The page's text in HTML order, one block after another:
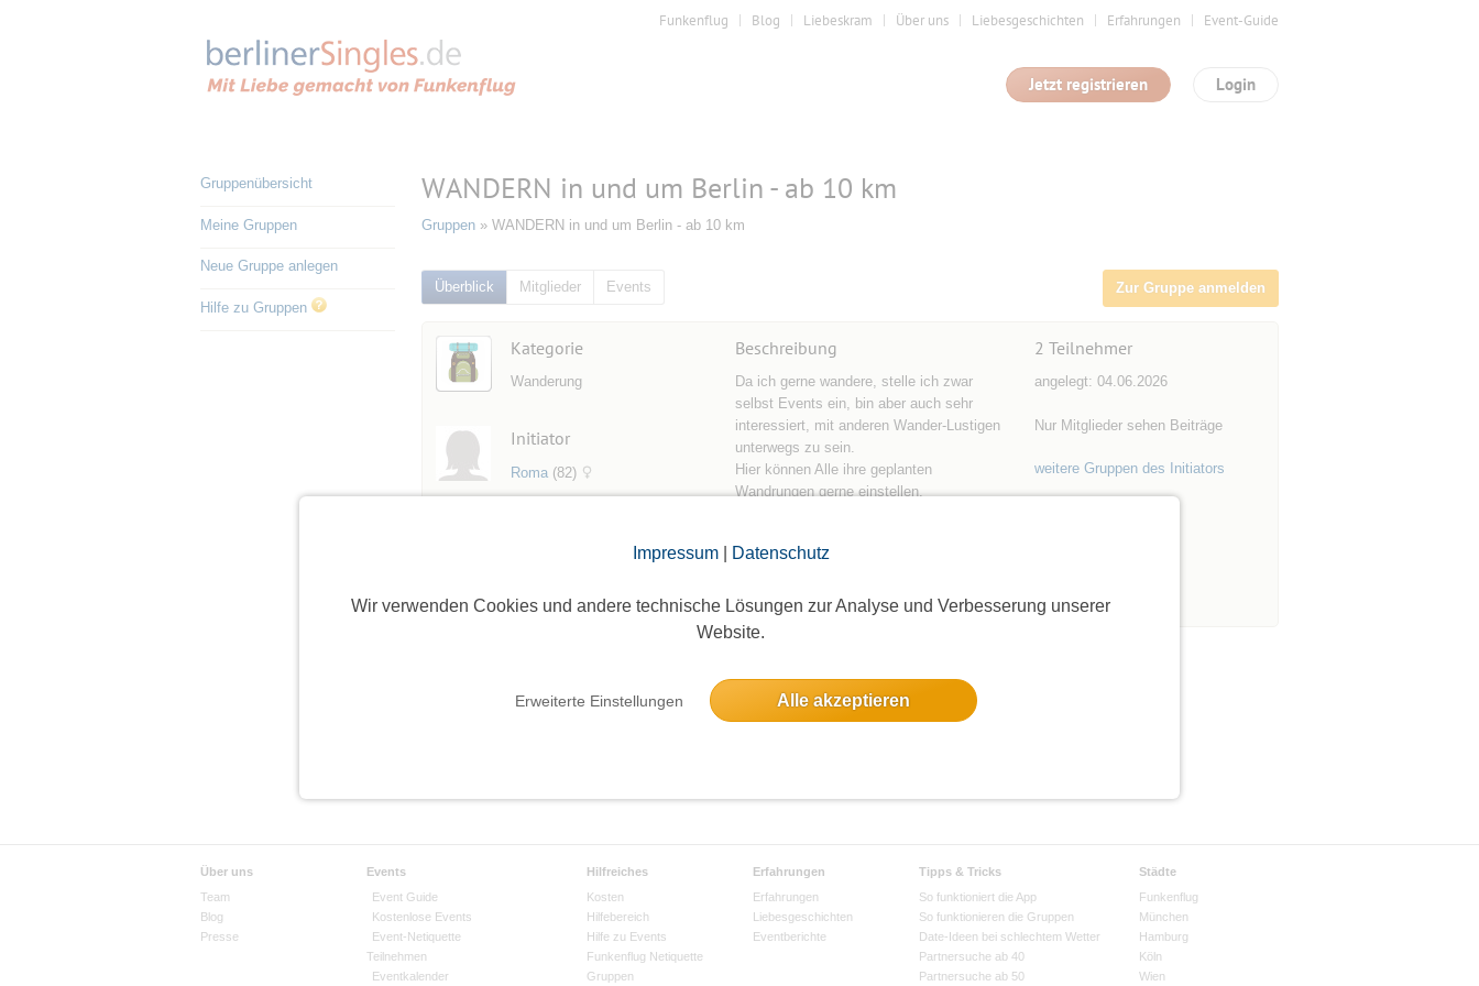
Impressum| Datenschutz
Wir verwenden Cookies und andere technische Lösungen zur Analyse und Verbesserung unserer
Website.
Erweiterte Einstellungen Alle akzeptieren
Funkenflug Blog Liebeskram Über uns Liebesgeschichten Erfahrungen Event-Guide
Login
Jetzt registrieren
Gruppenübersicht
Meine Gruppen
Neue Gruppe anlegen
Hilfe zu Gruppen
WANDERN in und um Berlin - ab 10 km
Gruppen » WANDERN in und um Berlin - ab 10 km
Überblick Mitglieder Events Zur Gruppe anmelden
Kategorie
Wanderung
Initiator
Roma(82)
Beschreibung
Da ich gerne wandere, stelle ich zwar
selbst Events ein, bin aber auch sehr
interessiert, mit anderen Wander-Lustigen
unterwegs zu sein.
Hier können Alle ihre geplanten
Wandrungen gerne einstellen.
we...
2 Teilnehmer
angelegt: 04.06.2026
Nur Mitglieder sehen Beiträge
weitere Gruppen des Initiators
Über uns
Team
Blog
Presse
Events
Event Guide
Kostenlose Events
Event-Netiquette
Teilnehmen
Eventkalender
Hilfreiches
Kosten
Hilfebereich
Hilfe zu Events
Funkenflug Netiquette
Gruppen
Erfahrungen
Erfahrungen
Liebesgeschichten
Eventberichte
Tipps & Tricks
So funktioniert die App
So funktionieren die Gruppen
Date-Ideen bei schlechtem Wetter
Partnersuche ab 40
Partnersuche ab 50
Städte
Funkenflug
München
Hamburg
Köln
Wien